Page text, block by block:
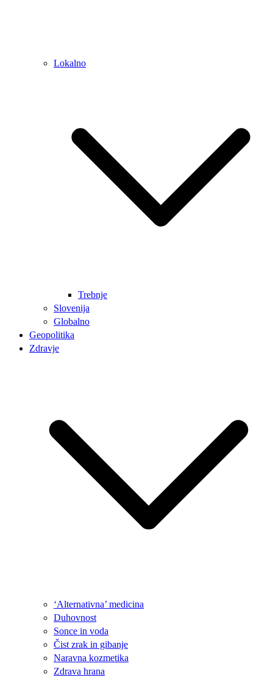
Lokalno
Trebnje
Slovenija
Globalno
Geopolitika
Zdravje
‘Alternativna’ medicina
Duhovnost
Sonce in voda
Čist zrak in gibanje
Naravna kozmetika
Zdrava hrana